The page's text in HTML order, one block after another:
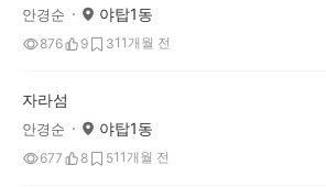
안경순 야탑1동
876 9 311개월 전
자라섬
안경순 야탑1동
677 8 511개월 전